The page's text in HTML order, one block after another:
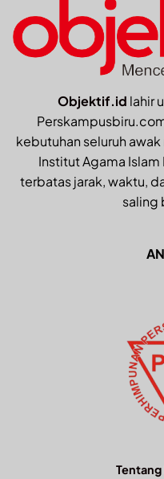
Objektif.id lahir
kebutuhan seluruh
Institut Agama Islam
terbatas jarak, waktu,
saling
Tentang